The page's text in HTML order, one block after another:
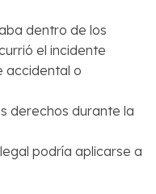
dentro de los
el incidente
accidental o
derechos durante la
podría aplicarse a